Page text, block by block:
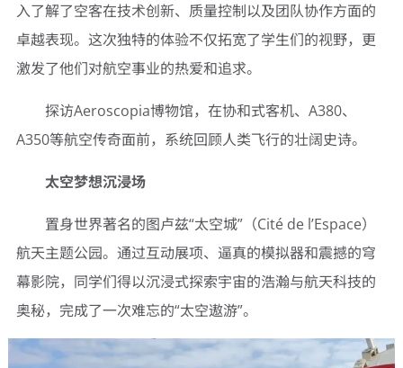
入了解了空客在技术创新、质量控制以及团队协作方面的
卓越表现。这次独特的体验不仅拓宽了学生们的视野，更
激发了他们对航空事业的热爱和追求。
探访Aeroscopia博物馆，在协和式客机、A380、
A350等航空传奇面前，系统回顾人类飞行的壮阔史诗。
太空梦想沉浸场
置身世界著名的图卢兹“太空城”（Cité de l’Espace）
航天主题公园。通过互动展项、逼真的模拟器和震撼的穹
幕影院，同学们得以沉浸式探索宇宙的浩瀚与航天科技的
奥秘，完成了一次难忘的“太空遨游”。